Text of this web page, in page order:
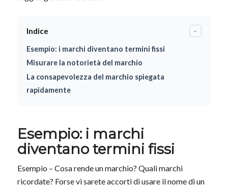
Indice -
Esempio: i marchi diventano termini fissi
Misurare la notorietà del marchio
La consapevolezza del marchio spiegata
rapidamente
Esempio: i marchi
diventano termini fissi
Esempio – Cosa rende un marchio? Quali marchi
ricordate? Forse vi sarete accorti di usare il nome di un